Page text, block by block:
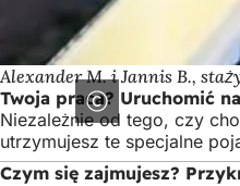
Alexander M. i Jannis B.,
Twoja praca? Uruchomić
Niezależnie od tego, czy
utrzymujesz te specjalne
Czym się zajmujesz?